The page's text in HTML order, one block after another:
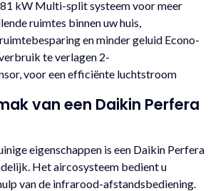
kW Multi-split systeem voor meer
ruimtes binnen uw huis,
en minder geluid Econo-
te verlagen 2-
voor een efficiënte luchtstroom
van een Daikin Perfera
eigenschappen is een Daikin Perfera
Het aircosysteem bedient u
van de infrarood-afstandsbediening.